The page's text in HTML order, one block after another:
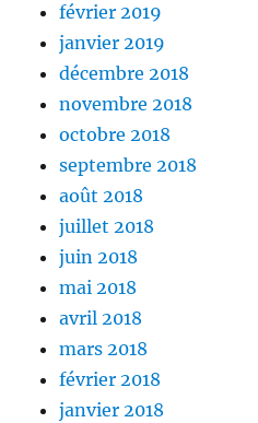
février 2019
janvier 2019
décembre 2018
novembre 2018
octobre 2018
septembre 2018
août 2018
juillet 2018
juin 2018
mai 2018
avril 2018
mars 2018
février 2018
janvier 2018